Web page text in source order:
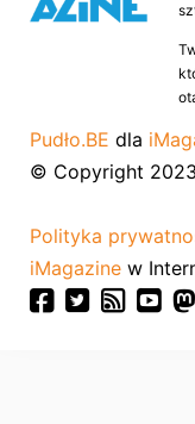
Pudło.BE dla
© Copyright
Polityka
iMagazine w